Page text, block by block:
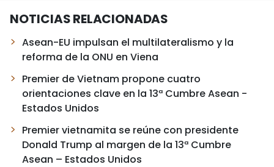
NOTICIAS RELACIONADAS
Asean-EU impulsan el multilateralismo y la
reforma de la ONU en Viena
Premier de Vietnam propone cuatro
orientaciones clave en la 13ª Cumbre Asean -
Estados Unidos
Premier vietnamita se reúne con presidente
Donald Trump al margen de la 13ª Cumbre
Asean – Estados Unidos